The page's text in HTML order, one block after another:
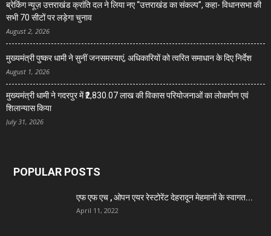
ब्रेकिंग न्यूज़ उत्तराखंड क्रांति दल ने लिया नए “उत्तराखंड का संकल्प”, कहा- विधानसभा की
सभी 70 सीटों पर लड़ेगा चुनाव
August 2, 2026
मुख्यमंत्री पुष्कर धामी ने सुनीं जनसमस्याएं, अधिकारियों को त्वरित समाधान के दिए निर्देश
August 1, 2026
मुख्यमंत्री धामी ने गदरपुर में ₹2,830.07 लाख की विकास परियोजनाओं का लोकार्पण एवं
शिलान्यास किया
July 31, 2026
POPULAR POSTS
एफ एफ एच , ओपन एयर रेस्टोरेंट देहरादून मेहमानों के स्वागत...
April 11, 2022